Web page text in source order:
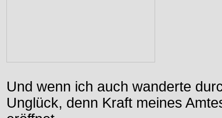
Und wenn ich auch wanderte
Unglück, denn Kraft meines